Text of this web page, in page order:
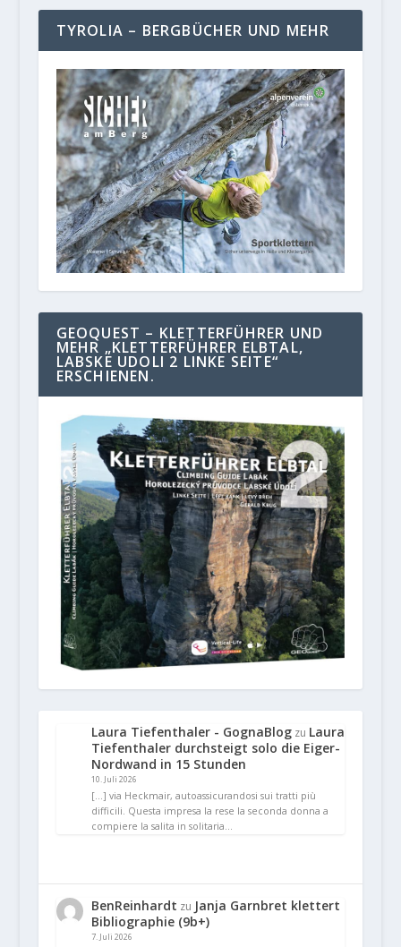
TYROLIA – BERGBÜCHER UND MEHR
GEOQUEST – KLETTERFÜHRER UND
MEHR „KLETTERFÜHRER ELBTAL,
LABSKE UDOLI 2 LINKE SEITE“
ERSCHIENEN.
Laura Tiefenthaler - GognaBlogzu Laura
Tiefenthaler durchsteigt solo die Eiger-
Nordwand in 15 Stunden
10. Juli 2026
[…] via Heckmair, autoassicurandosi sui tratti più
difficili. Questa impresa la rese la seconda donna a
compiere la salita in solitaria…
BenReinhardt zu Janja Garnbret klettert
Bibliographie (9b+)
7. Juli 2026